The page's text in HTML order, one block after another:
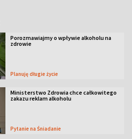
Porozmawiajmy o wpływie alkoholu na
zdrowie
Planuję długie życie
Ministerstwo Zdrowia chce całkowitego
zakazu reklam alkoholu
Pytanie na Śniadanie